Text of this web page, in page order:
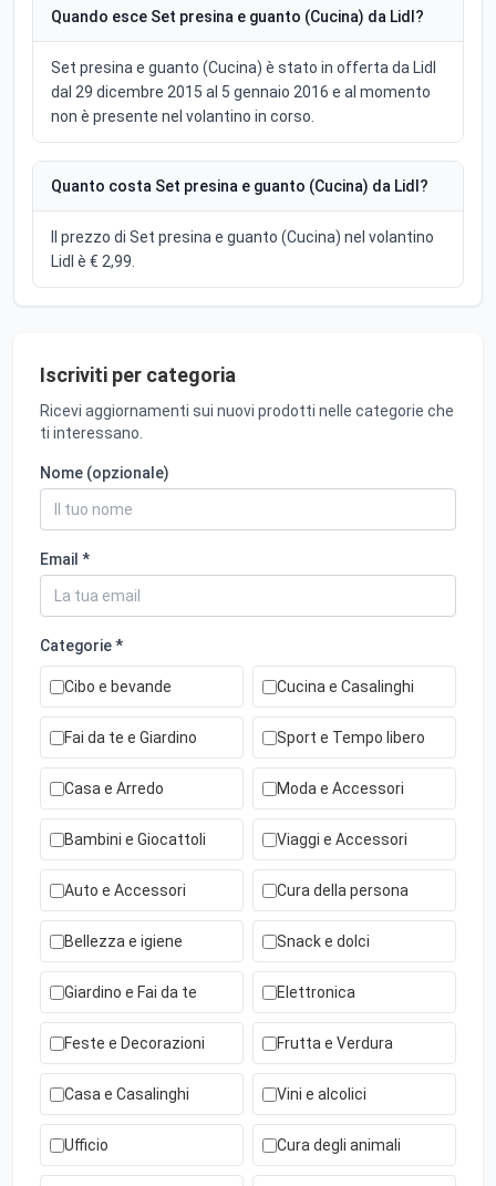
Quando esce Set presina e guanto (Cucina) da Lidl?
Set presina e guanto (Cucina) è stato in offerta da Lidl
dal 29 dicembre 2015 al 5 gennaio 2016 e al momento
non è presente nel volantino in corso.
Quanto costa Set presina e guanto (Cucina) da Lidl?
Il prezzo di Set presina e guanto (Cucina) nel volantino
Lidl è € 2,99.
Iscriviti per categoria
Ricevi aggiornamenti sui nuovi prodotti nelle categorie che
ti interessano.
Nome (opzionale)
Email *
Categorie *
Cibo e bevande Cucina e Casalinghi
Fai da te e Giardino Sport e Tempo libero
Casa e Arredo Moda e Accessori
Bambini e Giocattoli Viaggi e Accessori
Auto e Accessori Cura della persona
Bellezza e igiene Snack e dolci
Giardino e Fai da te Elettronica
Feste e Decorazioni Frutta e Verdura
Casa e Casalinghi Vini e alcolici
Ufficio Cura degli animali